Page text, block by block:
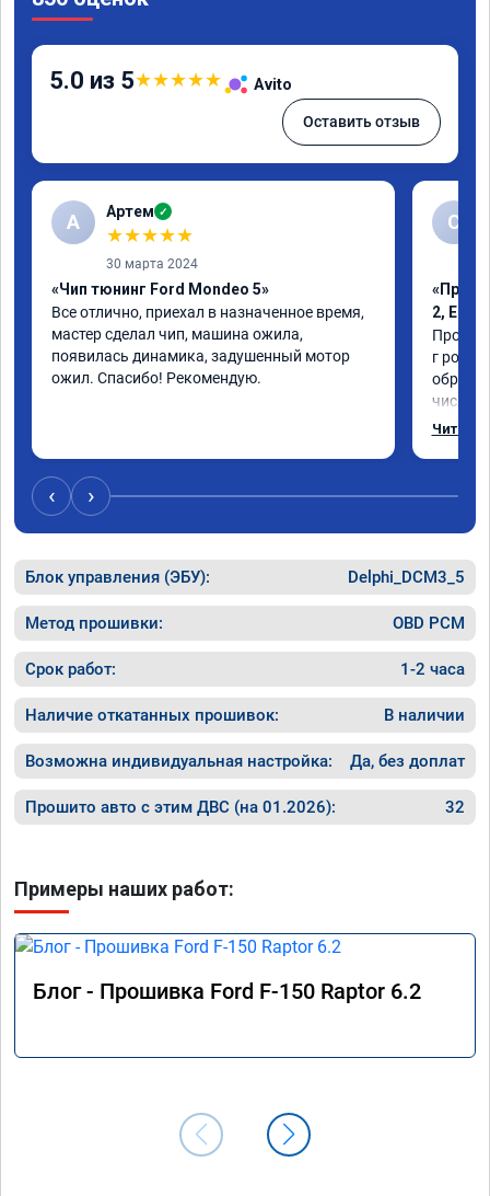
5.0 из 5★★★★★ Avito
Оставить отзыв
А Артем ✓
★★★★★
30 марта 2024
«Чип тюнинг Ford Mondeo 5»
Все отлично, приехал в назначенное время,
мастер сделал чип, машина ожила,
появилась динамика, задушенный мотор
ожил. Спасибо! Рекомендую.
С
2, Егр
г
число,
важно
Читать
‹ ›
Блок управления (ЭБУ): Delphi_DCM3_5
Метод прошивки: OBD PCM
Срок работ: 1-2 часа
Наличие откатанных прошивок: В наличии
Возможна индивидуальная настройка: Да, без доплат
Прошито авто с этим ДВС (на 01.2026): 32
Примеры наших работ:
Блог - Прошивка Ford F-150 Raptor 6.2